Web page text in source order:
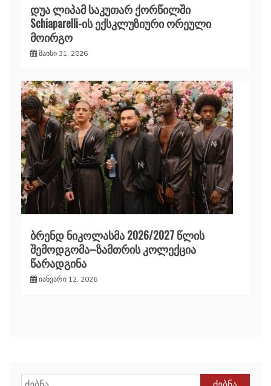
დუა ლიპამ საკუთარ ქორწილში
Schiaparelli-ის ექსკლუზიური ორეული
მოირგო
მაისი 31, 2026
ბრენდ ნიკოლასმა 2026/2027 წლის
შემოდგომა–ზამთრის კოლექცია
წარადგინა
იანვარი 12, 2026
ძებნა: